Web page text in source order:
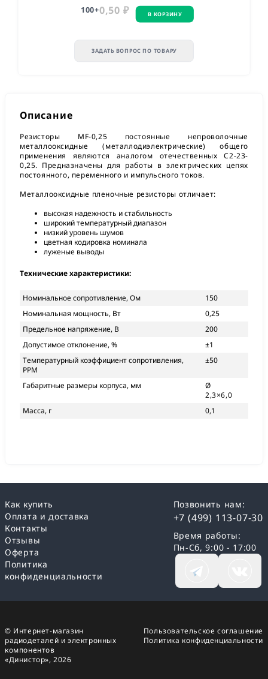
100+0,50 ₽ В КОРЗИНУ
ЗАДАТЬ ВОПРОС ПО ТОВАРУ
Описание
Резисторы MF-0,25 постоянные непроволочные
металлооксидные (металлодиэлектрические) общего
применения являются аналогом отечественных С2-23-
0,25. Предназначены для работы в электрических цепях
постоянного, переменного и импульсного токов.
Металлооксидные пленочные резисторы отличает:
высокая надежность и стабильность
широкий температурный диапазон
низкий уровень шумов
цветная кодировка номинала
луженые выводы
Технические характеристики:
Номинальное сопротивление, Ом
150
Номинальная мощность, Вт
0,25
Предельное напряжение, В
200
Допустимое отклонение, %
±1
Температурный коэффициент сопротивления,
PPM
±50
Габаритные размеры корпуса, мм
Ø
2,3×6,0
Масса, г
0,1
Как купить
Оплата и доставка
Контакты
Отзывы
Оферта
Политика
конфиденциальности
Позвонить нам:
+7 (499) 113-07-30
Время работы:
Пн-Сб, 9:00 - 17:00
© Интернет-магазин
радиодеталей и электронных
компонентов
«Динистор»,2026
Пользовательское соглашение
Политика конфиденциальности